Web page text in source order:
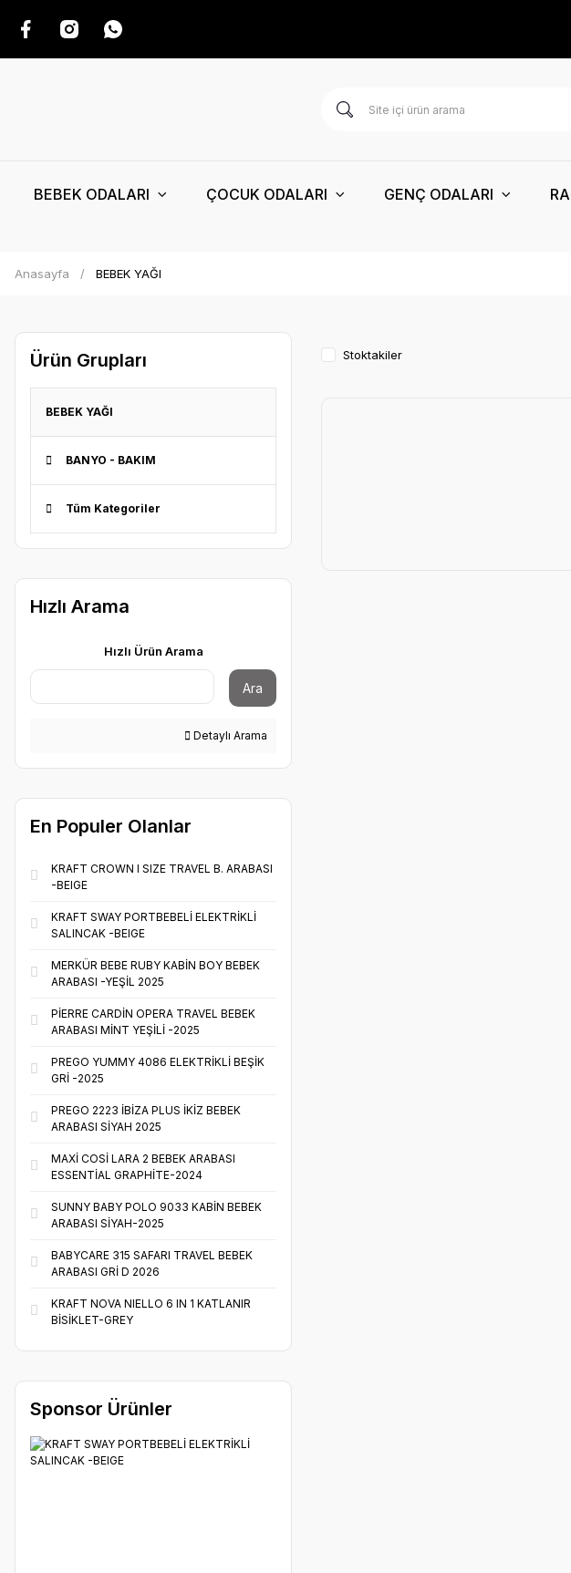
BEBEK ODALARI ÇOCUK ODALARI GENÇ ODALARI
Anasayfa BEBEK YAĞI
Ürün Grupları
BEBEK YAĞI
BANYO - BAKIM
Tüm Kategoriler
Hızlı Arama
Hızlı Ürün Arama
Ara
Detaylı Arama
En Populer Olanlar
KRAFT CROWN I SIZE TRAVEL B. ARABASI
-BEIGE
KRAFT SWAY PORTBEBELİ ELEKTRİKLİ
SALINCAK -BEIGE
MERKÜR BEBE RUBY KABİN BOY BEBEK
ARABASI -YEŞİL 2025
PİERRE CARDİN OPERA TRAVEL BEBEK
ARABASI MİNT YEŞİLİ -2025
PREGO YUMMY 4086 ELEKTRİKLİ BEŞİK
GRİ -2025
PREGO 2223 İBİZA PLUS İKİZ BEBEK
ARABASI SİYAH 2025
MAXİ COSİ LARA 2 BEBEK ARABASI
ESSENTİAL GRAPHİTE-2024
SUNNY BABY POLO 9033 KABİN BEBEK
ARABASI SİYAH-2025
BABYCARE 315 SAFARI TRAVEL BEBEK
ARABASI GRİ D 2026
KRAFT NOVA NIELLO 6 IN 1 KATLANIR
BİSİKLET-GREY
Sponsor Ürünler
Stoktakiler